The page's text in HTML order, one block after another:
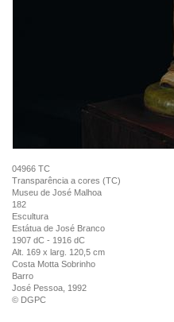
04966 TC
Transparência a cores (TC)
Museu de José Malhoa
182
Escultura
Estátua de José Branco
1907 dC - 1916 dC
Alt. 169 x larg. 120,5 cm
Costa Motta Sobrinho
Barro
José Pessoa, 1992
© DGPC